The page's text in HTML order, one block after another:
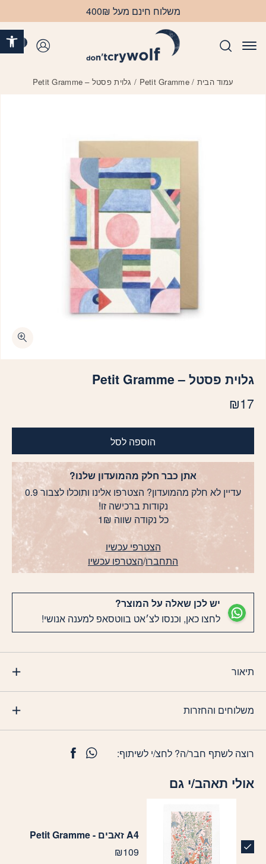
משלוח חינם מעל 400₪
עמוד הבית /
Petit Gramme / גלוית פסטל – Petit Gramme
גלוית פסטל – Petit Gramme
₪17
הוספה לסל
אתן כבר חלק מהמועדון שלנו?
עדיין לא חלק מהמועדון? הצטרפו אלינו ותוכלו לצבור 0.9
נקודות ברכישה זו!
כל נקודה שווה 1₪
הצטרפי עכשיו
התחברו/הצטרפו עכשיו
יש לכן שאלה על המוצר?
לחצו כאן, וכנסו לצ׳אט בווטסאפ למענה אנושי!
תיאור
משלוחים והחזרות
אולי תאהב/י גם
A4 זאבים - Petit Gramme
₪109
רוצה לשתף חבר/ה? לחצ/י לשיתוף: